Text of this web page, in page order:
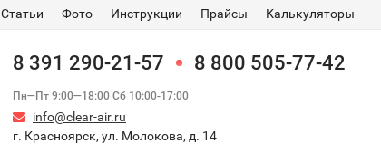
Статьи Фото Инструкции Прайсы Калькуляторы
8 391 290-21-57 8 800 505-77-42
Пн—Пт 9:00—18:00 Сб 10:00-17:00
info@clear-air.ru
г. Красноярск, ул. Молокова, д. 14